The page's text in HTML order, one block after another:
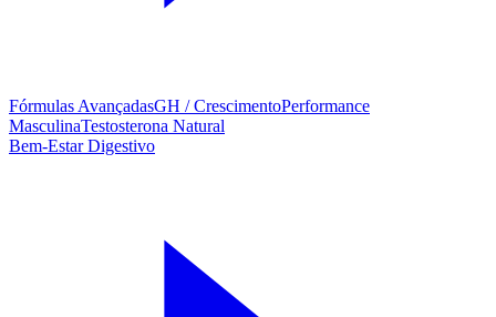
Fórmulas AvançadasGH / CrescimentoPerformance
MasculinaTestosterona Natural
Bem-Estar Digestivo